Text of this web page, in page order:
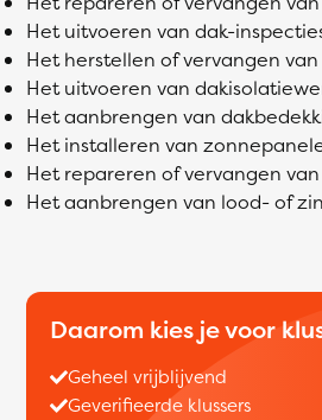
Het uitvoeren van dak-
Het herstellen of vervangen
Het uitvoeren van
Het aanbrengen van
Het installeren van
Het repareren of vervangen
Het aanbrengen van lood- of
Daarom kies je voor
Geheel vrijblijvend
Geverifieerde klussers